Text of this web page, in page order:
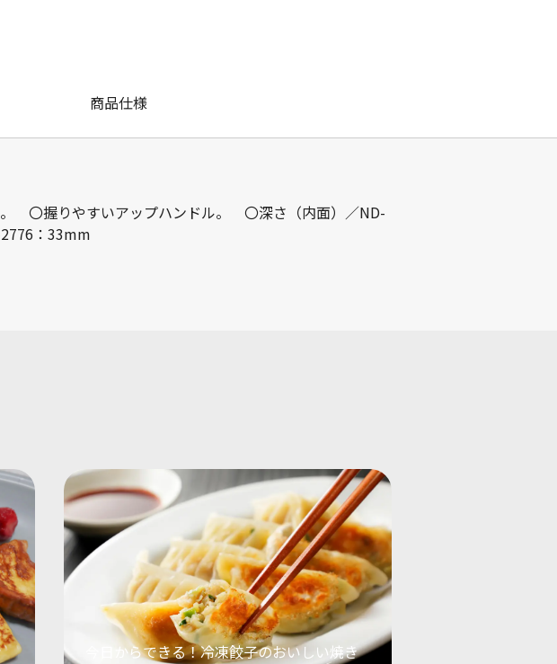
商品仕様
〇握りやすいアップハンドル。 〇深さ（内面）／ND-
：33mm
今日からできる！冷凍餃子のおいしい焼き